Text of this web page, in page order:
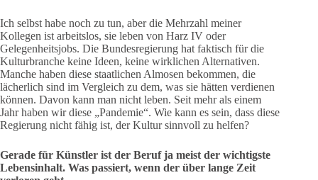
Ich selbst habe noch zu tun, aber die Mehrzahl meiner
Kollegen ist arbeitslos, sie leben von Harz IV oder
Gelegenheitsjobs. Die Bundesregierung hat faktisch für die
Kulturbranche keine Ideen, keine wirklichen Alternativen.
Manche haben diese staatlichen Almosen bekommen, die
lächerlich sind im Vergleich zu dem, was sie hätten verdienen
können. Davon kann man nicht leben. Seit mehr als einem
Jahr haben wir diese „Pandemie“. Wie kann es sein, dass diese
Regierung nicht fähig ist, der Kultur sinnvoll zu helfen?
Gerade für Künstler ist der Beruf ja meist der wichtigste
Lebensinhalt. Was passiert, wenn der über lange Zeit